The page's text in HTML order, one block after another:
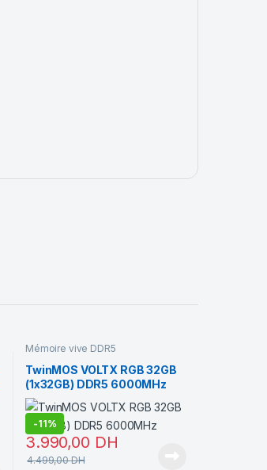
Mémoire vive DDR5
TwinMOS VOLTX RGB 32GB
(1x32GB) DDR5 6000MHz
-11%
3.990,00 DH
4.499,00DH